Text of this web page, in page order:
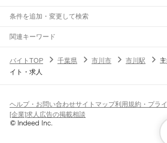
条件を追加・変更して検索
市区町村を追加・変更
千葉県すべて
千葉市
旭市習志野市柏市勝浦市市原市流山市八千代市
君津市富津市浦安市
匝瑳市香取市 印旛郡
駅を追加・変更
JR中央・総武線
市川駅本八幡駅下総中山駅
新検見川駅
職種を追加・変更
飲食・フードサービスすべて
ホールスタッフキッチンスタッフ
パン屋（ベーカリー）
飲食店（店長・
人気
日払いOK高校生歓迎 髪型・
留学
雇用形態を追加・変更
関連キーワード
バイトTOP
千葉県 市川市 市川駅
イト・求人
ヘルプ・お問い合わせサイトマップ利用規約・プラ
[企業]求人広告の掲載相談